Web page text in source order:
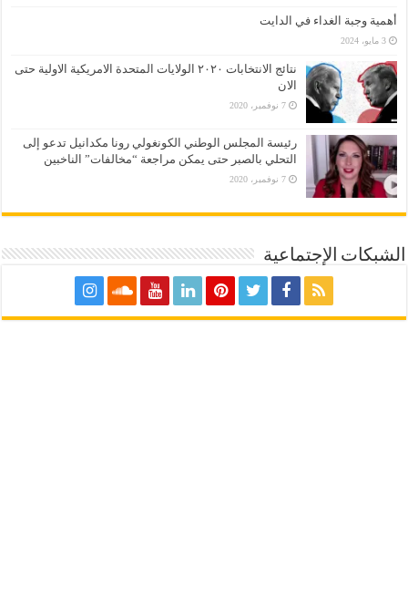
أهمية وجبة الغداء في الدايت
3 مايو، 2024
نتائج الانتخابات ٢٠٢٠ الولايات المتحدة الامريكية الاولية حتى
الان
7 نوفمبر، 2020
رئيسة المجلس الوطني الكونغولي رونا مكدانيل تدعو إلى
التحلي بالصبر حتى يمكن مراجعة “مخالفات” الناخبين
7 نوفمبر، 2020
الشبكات الإجتماعية